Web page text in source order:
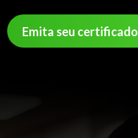
Emita seu certificado